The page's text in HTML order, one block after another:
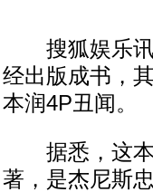
搜狐娱乐讯
经出版成书，
本润4P丑闻。
据悉，这本
著，是杰尼斯